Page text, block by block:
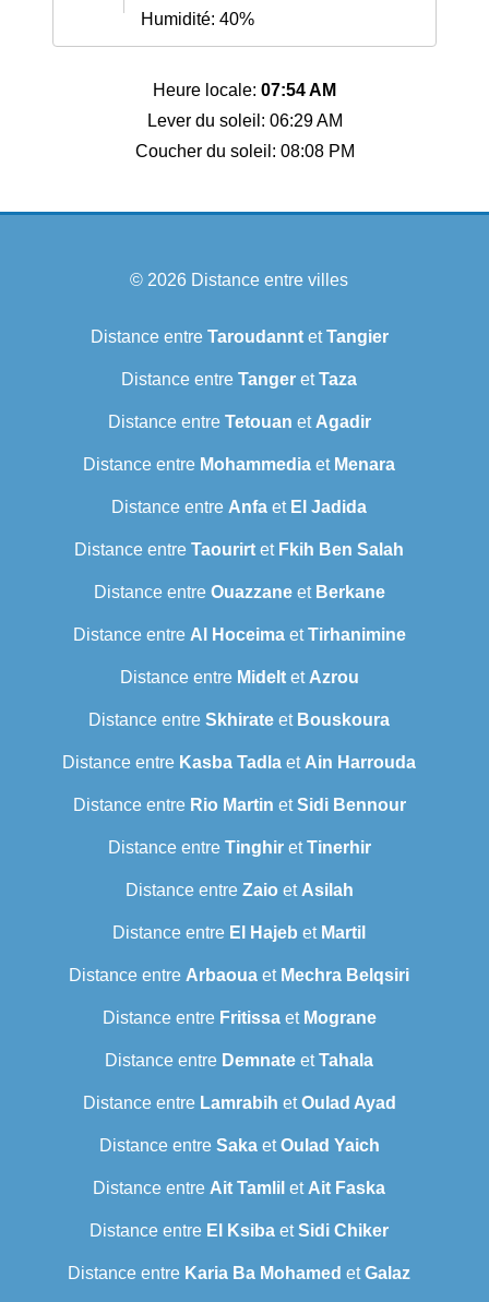
Humidité: 40%
Heure locale: 07:54 AM
Lever du soleil: 06:29 AM
Coucher du soleil: 08:08 PM
© 2026 Distance entre villes
Distance entre TaroudanntetTangier
Distance entre Tanger etTaza
Distance entre Tetouan et Agadir
Distance entre Mohammedia et Menara
Distance entre Anfa et El Jadida
Distance entre Taourirt et Fkih Ben Salah
Distance entre Ouazzaneet Berkane
Distance entre Al HoceimaetTirhanimine
Distance entre Mideltet Azrou
Distance entre Skhirate et Bouskoura
Distance entre Kasba Tadla et Ain Harrouda
Distance entre Rio Martin etSidi Bennour
Distance entre TinghiretTinerhir
Distance entre Zaio et Asilah
Distance entre El Hajeb et Martil
Distance entre Arbaoua et Mechra Belqsiri
Distance entre Fritissaet Mograne
Distance entre Demnate etTahala
Distance entre Lamrabih etOulad Ayad
Distance entre SakaetOulad Yaich
Distance entre Ait Tamlil et Ait Faska
Distance entre El Ksiba etSidi Chiker
Distance entre Karia Ba Mohamed etGalaz